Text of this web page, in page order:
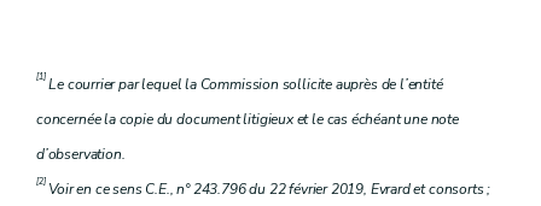
[1]Le courrier par lequel la Commission sollicite auprès de l’entité
concernée la copie du document litigieux et le cas échéant une note
d’observation.
[2]Voir en ce sens C.E., n° 243.796 du 22 février 2019, Evrard et consorts ;